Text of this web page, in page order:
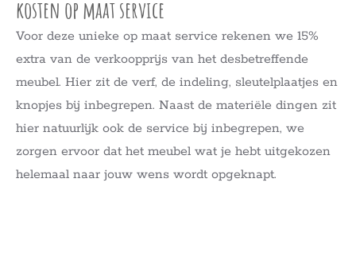
kosten op maat service
Voor deze unieke op maat service rekenen we 15%
extra van de verkoopprijs van het desbetreffende
meubel. Hier zit de verf, de indeling, sleutelplaatjes en
knopjes bij inbegrepen. Naast de materiële dingen zit
hier natuurlijk ook de service bij inbegrepen, we
zorgen ervoor dat het meubel wat je hebt uitgekozen
helemaal naar jouw wens wordt opgeknapt.